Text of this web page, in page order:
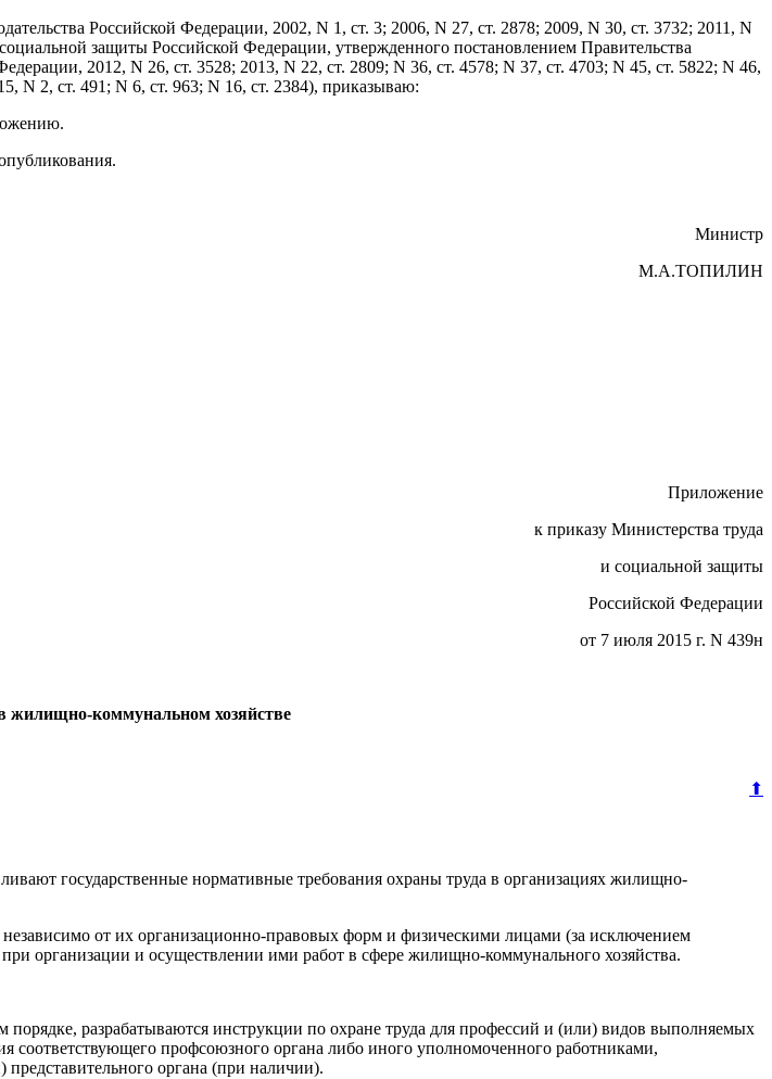
Российской Федерации, 2002, N 1, ст. 3; 2006, N 27, ст. 2878; 2009, N 30, ст. 3732; 2011, N
защиты Российской Федерации, утвержденного постановлением Правительства
2012, N 26, ст. 3528; 2013, N 22, ст. 2809; N 36, ст. 4578; N 37, ст. 4703; N 45, ст. 5822; N 46,
N 2, ст. 491; N 6, ст. 963; N 16, ст. 2384), приказываю:
Министр
М.А.ТОПИЛИН
Приложение
к приказу Министерства труда
и социальной защиты
Российской Федерации
от 7 июля 2015 г. N 439н
жилищно-коммунальном хозяйстве
⬆
государственные нормативные требования охраны труда в организациях жилищно-
от их организационно-правовых форм и физическими лицами (за исключением
организации и осуществлении ими работ в сфере жилищно-коммунального хозяйства.
разрабатываются инструкции по охране труда для профессий и (или) видов выполняемых
соответствующего профсоюзного органа либо иного уполномоченного работниками,
органа (при наличии).